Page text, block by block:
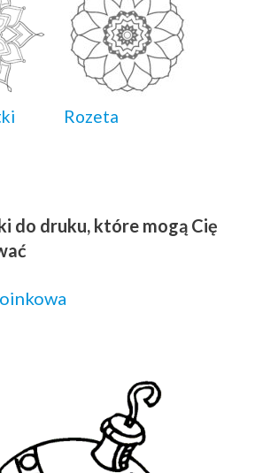
Rozeta
do druku, które mogą Cię